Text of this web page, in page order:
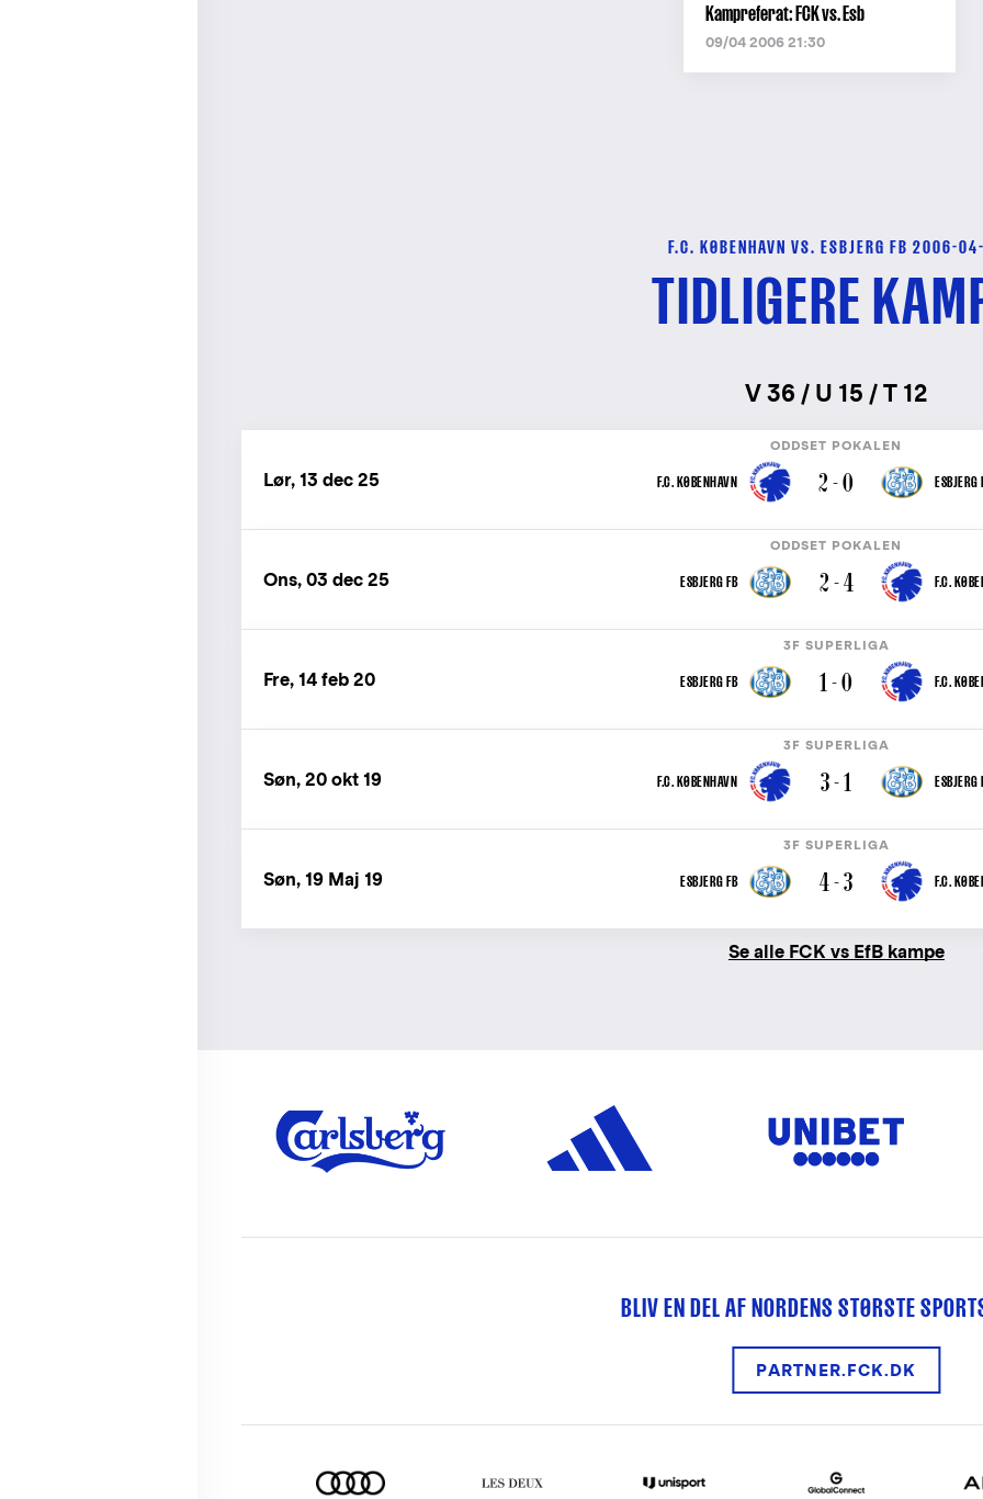
Kampreferat: FCK vs. Esb
09/04 2006 21:30
F.C. KØBENHAVN VS. ESBJERG FB 2006-
TIDLIGERE
V 36 / U 15 / T 12
ODDSET POKALEN
Lør, 13 dec 25 F.C. KØBENHAVN 2 - 0 ESBJERG
ODDSET POKALEN
Ons, 03 dec 25 ESBJERG FB 2 - 4 F.C.
3F SUPERLIGA
Fre, 14 feb 20 ESBJERG FB 1 - 0 F.C.
3F SUPERLIGA
Søn, 20 okt 19 F.C. KØBENHAVN 3 - 1 ESBJERG
3F SUPERLIGA
Søn, 19 Maj 19 ESBJERG FB 4 - 3 F.C.
Se alle FCK vs EfB kampe
BLIV EN DEL AF NORDENS STØRSTE
PARTNER.FCK.DK